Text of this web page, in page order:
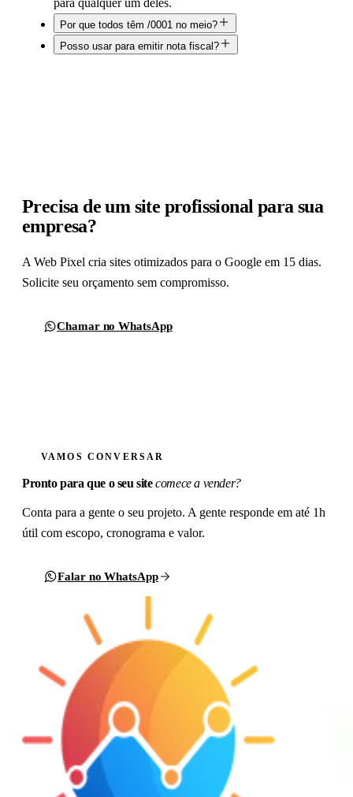
Por que todos têm /0001 no meio?
Posso usar para emitir nota fiscal?
Precisa de um site profissional para sua
empresa?
A Web Pixel cria sites otimizados para o Google em 15 dias.
Solicite seu orçamento sem compromisso.
Chamar no WhatsApp
VAMOS CONVERSAR
Pronto para que o seu sitecomece a vender?
Conta para a gente o seu projeto. A gente responde em até 1h
útil com escopo, cronograma e valor.
Falar no WhatsApp